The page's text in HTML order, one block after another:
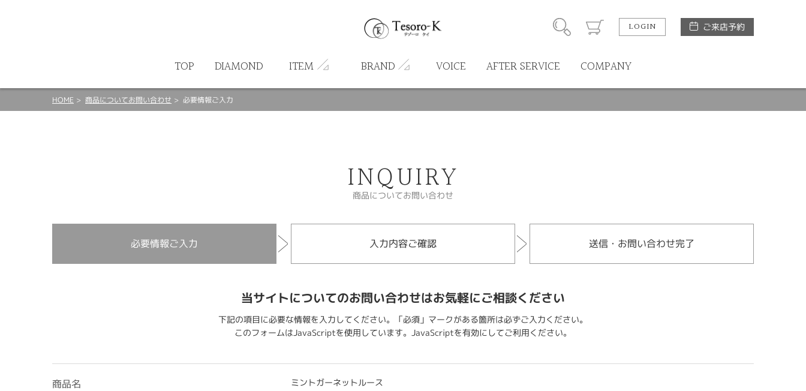
LOGIN ご来店予約
TOP DIAMOND ITEM BRAND VOICE AFTER SERVICE COMPANY
HOME 商品についてお問い合わせ 必要情報ご入力
INQUIRY
商品についてお問い合わせ
必要情報ご入力 入力内容ご確認 送信・お問い合わせ完了
当サイトについてのお問い合わせはお気軽にご相談ください
下記の項目に必要な情報を入力してください。「必須」マークがある箇所は必ずご入力ください。
このフォームはJavaScriptを使用しています。JavaScriptを有効にしてご利用ください。
商品名 ミントガーネットルース